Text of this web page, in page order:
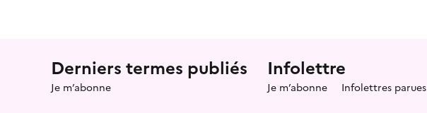
Menu prefooter
Derniers termes publiés
Je m’abonne
Infolettre
Je m’abonne Infolettres parues